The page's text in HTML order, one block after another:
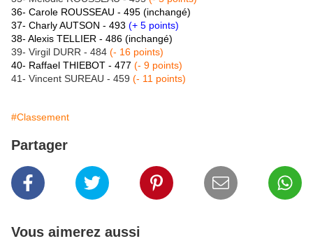
36- Carole ROUSSEAU - 495 (inchangé)
37- Charly AUTSON - 493 (+ 5 points)
38- Alexis TELLIER - 486 (inchangé)
39- Virgil DURR - 484 (- 16 points)
40- Raffael THIEBOT - 477 (- 9 points)
41- Vincent SUREAU - 459 (- 11 points)
#Classement
Partager
Vous aimerez aussi